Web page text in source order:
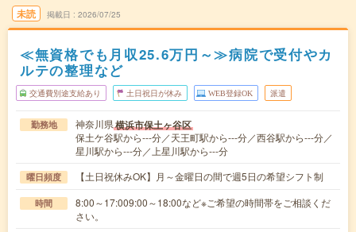
未読 掲載日 2026/07/25
≪無資格でも月収25.6万円～≫病院で受付やカ
ルテの整理など
交通費別途支給あり 土日祝日が休み WEB登録OK 派遣
勤務地 神奈川県横浜市保土ヶ谷区
保土ケ谷駅から---分／天王町駅から---分／西谷駅から---分／
星川駅から---分／上星川駅から---分
曜日頻度 【土日祝休みOK】月～金曜日の間で週5日の希望シフト制
時間
8:00～17:009:00～18:00など※ご希望の時間帯をご相談くだ
さい。